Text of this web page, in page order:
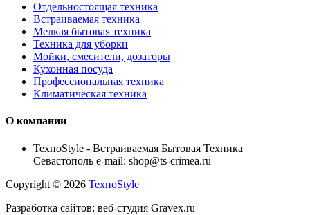
Отдельностоящая техника
Встраиваемая техника
Мелкая бытовая техника
Техника для уборки
Мойки, смесители, дозаторы
Кухонная посуда
Профессиональная техника
Климатическая техника
О компании
TexноStyle - Встраиваемая Бытовая Техника
Севастополь e-mail: shop@ts-crimea.ru
Copyright © 2026 TexноStyle
Разработка сайтов: веб-студия Gravex.ru